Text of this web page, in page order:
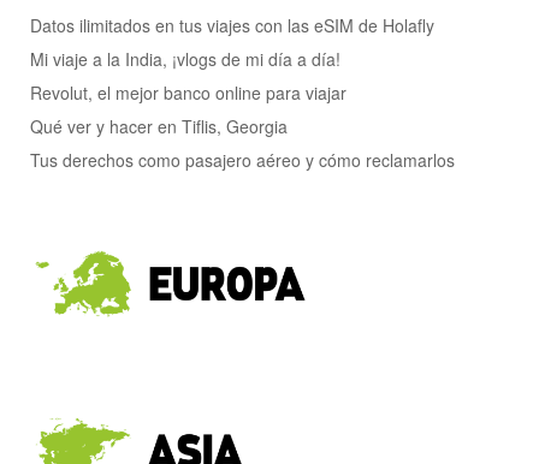
Datos ilimitados en tus viajes con las eSIM de Holafly
Mi viaje a la India, ¡vlogs de mi día a día!
Revolut, el mejor banco online para viajar
Qué ver y hacer en Tiflis, Georgia
Tus derechos como pasajero aéreo y cómo reclamarlos